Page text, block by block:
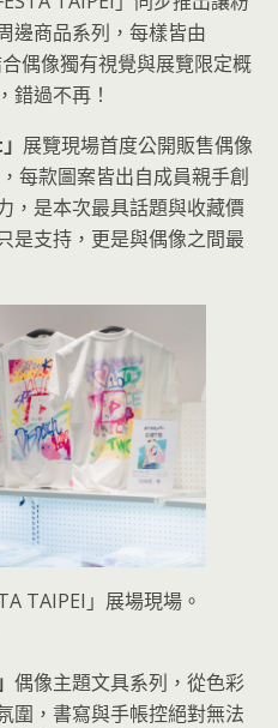
邊商品系列，每樣皆由
偶像獨有視覺與展覽限定概
錯過不再！
展覽現場首度公開販售偶像
每款圖案皆出自成員親手創
，是本次最具話題與收藏價
是支持，更是與偶像之間最
TAIPEI」展場現場。
偶像主題文具系列，從色彩
圍，書寫與手帳控絕對無法